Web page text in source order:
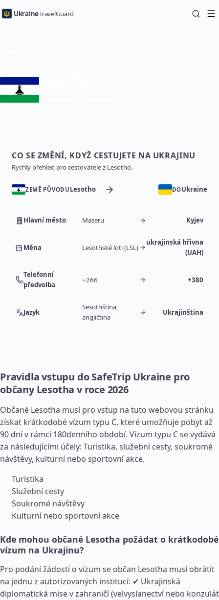
UkraineTravelGuard
CO SE ZMĚNÍ, KDYŽ CESTUJETE NA UKRAJINU
Rychlý přehled pro cestovatele z Lesotho.
ZEMĚ PŮVODU Lesotho DOUkraine
Hlavní město Maseru Kyjev
Měna Lesothské loti (LSL)
ukrajinská hřivna
(UAH)
Telefonní
předvolba
+266 +380
Jazyk
Sesothština,
angličtina
Ukrajinština
Pravidla vstupu do SafeTrip Ukraine pro
občany Lesotha v roce 2026
Občané Lesotha musí pro vstup na tuto webovou stránku
získat krátkodobé vízum typu C, které umožňuje pobyt až
90 dní v rámci 180denního období. Vízum typu C se vydává
za následujícími účely: Turistika, služební cesty, soukromé
návštěvy, kulturní nebo sportovní akce.
Turistika
Služební cesty
Soukromé návštěvy
Kulturní nebo sportovní akce
Kde mohou občané Lesotha požádat o krátkodobé
vízum na Ukrajinu?
Pro podání žádosti o vízum se občan Lesotha musí obrátit
na jednu z autorizovaných institucí: ✔ Ukrajinská
diplomatická mise v zahraničí (velvyslanectví nebo konzulát